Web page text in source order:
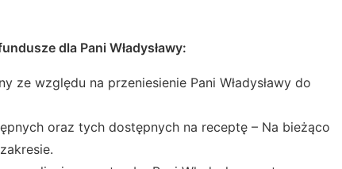
dla Pani Władysławy:
ze względu na przeniesienie Pani Władysławy do
oraz tych dostępnych na receptę – Na bieżąco